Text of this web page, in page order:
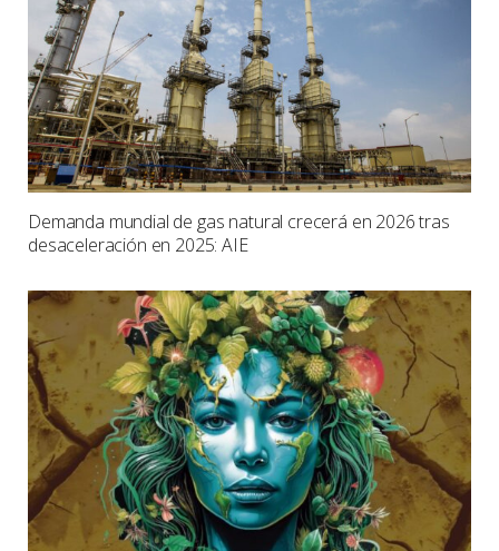
Demanda mundial de gas natural crecerá en 2026 tras
desaceleración en 2025: AIE